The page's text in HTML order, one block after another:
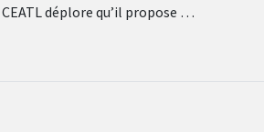
CEATL déplore qu’il propose …